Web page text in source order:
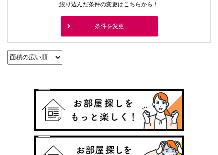
絞り込んだ条件の変更はこちらから！
条件を変更